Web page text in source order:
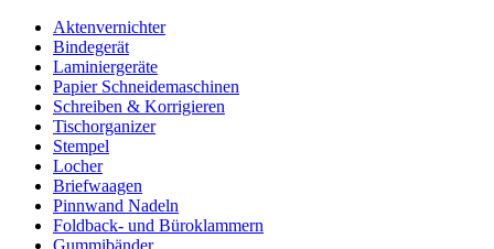
Aktenvernichter
Bindegerät
Laminiergeräte
Papier Schneidemaschinen
Schreiben & Korrigieren
Tischorganizer
Stempel
Locher
Briefwaagen
Pinnwand Nadeln
Foldback- und Büroklammern
Gummibänder